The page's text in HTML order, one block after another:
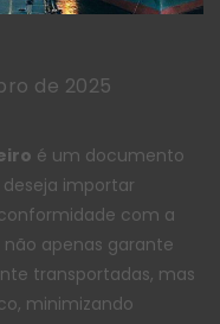
de 2025
é um documento
importar
com a
não apenas garante
transportadas, mas
minimizando